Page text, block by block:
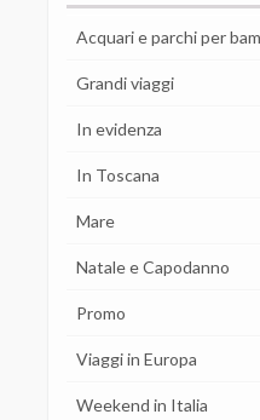
Acquari e parchi per
Grandi viaggi
In evidenza
In Toscana
Mare
Natale e Capodanno
Promo
Viaggi in Europa
Weekend in Italia